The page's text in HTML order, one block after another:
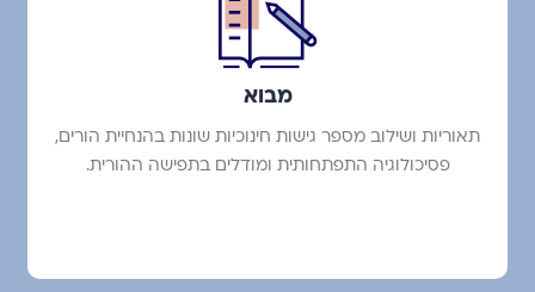
מבוא
תאוריות ושילוב מספר גישות חינוכיות שונות בהנחיית הורים,
פסיכולוגיה התפתחותית ומודלים בתפישה ההורית.